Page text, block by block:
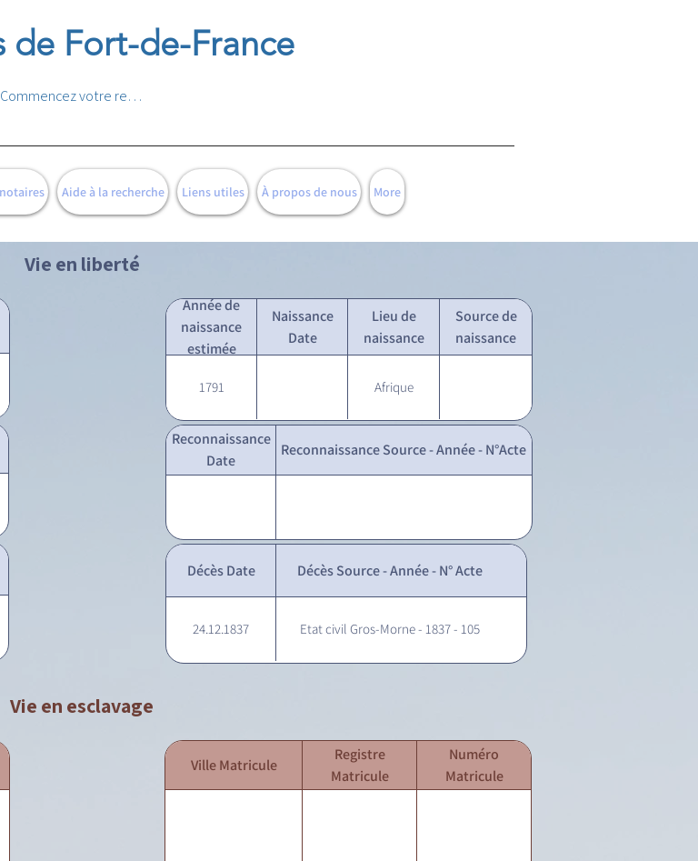
de Fort-de-France
Aide à la recherche Liens utiles À propos de nous More
Vie en liberté
Année de
naissance
estimée
Naissance
Date
Lieu de
naissance
Source de
naissance
1791 Afrique
Reconnaissance
Date
Reconnaissance Source - Année - N°Acte
Décès Date Décès Source - Année - N° Acte
24.12.1837 Etat civil Gros-Morne - 1837 - 105
Vie en esclavage
Ville Matricule
Registre
Matricule
Numéro
Matricule